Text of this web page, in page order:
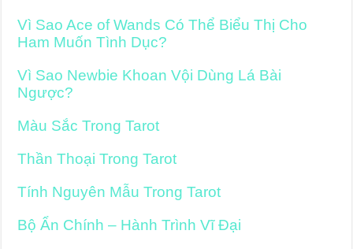
Vì Sao Ace of Wands Có Thể Biểu Thị Cho
Ham Muốn Tình Dục?
Vì Sao Newbie Khoan Vội Dùng Lá Bài
Ngược?
Màu Sắc Trong Tarot
Thần Thoại Trong Tarot
Tính Nguyên Mẫu Trong Tarot
Bộ Ẩn Chính – Hành Trình Vĩ Đại